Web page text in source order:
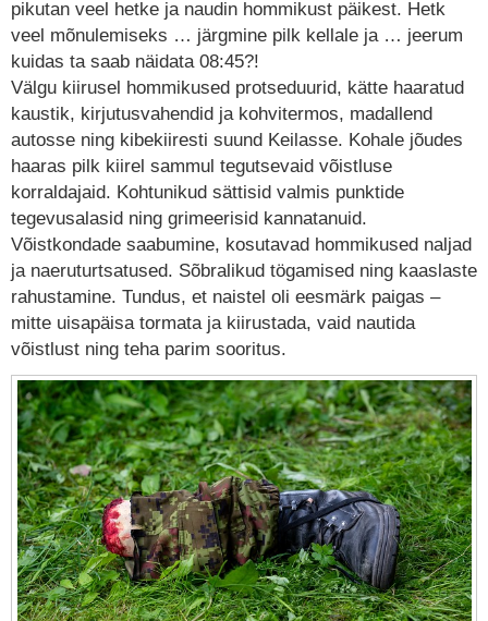
pikutan veel hetke ja naudin hommikust päikest. Hetk
veel mõnulemiseks … järgmine pilk kellale ja … jeerum
kuidas ta saab näidata 08:45?!
Välgu kiirusel hommikused protseduurid, kätte haaratud
kaustik, kirjutusvahendid ja kohvitermos, madallend
autosse ning kibekiiresti suund Keilasse. Kohale jõudes
haaras pilk kiirel sammul tegutsevaid võistluse
korraldajaid. Kohtunikud sättisid valmis punktide
tegevusalasid ning grimeerisid kannatanuid.
Võistkondade saabumine, kosutavad hommikused naljad
ja naeruturtsatused. Sõbralikud tögamised ning kaaslaste
rahustamine. Tundus, et naistel oli eesmärk paigas –
mitte uisapäisa tormata ja kiirustada, vaid nautida
võistlust ning teha parim sooritus.